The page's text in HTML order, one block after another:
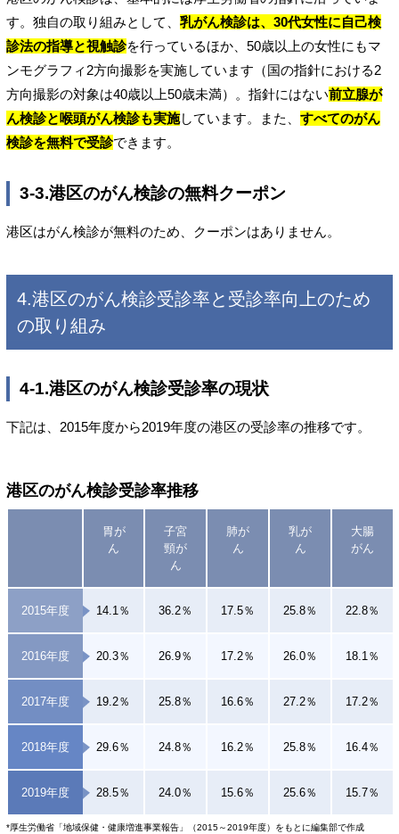
す。独自の取り組みとして、 乳がん検診は、30代女性に自己検
診法の指導と視触診を行っているほか、50歳以上の女性にもマ
ンモグラフィ2方向撮影を実施しています（国の指針における2
方向撮影の対象は40歳以上50歳未満）。指針にはない前立腺が
ん検診と喉頭がん検診も実施しています。また、 すべてのがん
検診を無料で受診できます。
3-3.港区のがん検診の無料クーポン
港区はがん検診が無料のため、クーポンはありません。
4.港区のがん検診受診率と受診率向上のため
の取り組み
4-1.港区のがん検診受診率の現状
下記は、2015年度から2019年度の港区の受診率の推移です。
港区のがん検診受診率推移
胃が
ん
子宮
頸が
ん
肺が
ん
乳が
ん
大腸
がん
2015年度 14.1％ 36.2％ 17.5％ 25.8％ 22.8％
2016年度 20.3％ 26.9％ 17.2％ 26.0％ 18.1％
2017年度 19.2％ 25.8％ 16.6％ 27.2％ 17.2％
2018年度 29.6％ 24.8％ 16.2％ 25.8％ 16.4％
2019年度 28.5％ 24.0％ 15.6％ 25.6％ 15.7％
*厚生労働省「地域保健・健康増進事業報告」（2015～2019年度）をもとに編集部で作成